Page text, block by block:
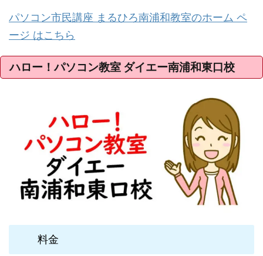
パソコン市民講座 まるひろ南浦和教室のホーム ペ
ージ はこちら
ハロー！パソコン教室 ダイエー南浦和東口校
料金